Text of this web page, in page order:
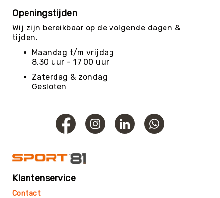
Evenementen
Fitness
Floorball
Frisbee
&
Discgolf
Handbal
Hockey
&
Softbal
Jeu
Openingstijden
Wij zijn bereikbaar op de volgende dagen &
tijden.
Maandag t/m vrijdag
8.30 uur - 17.00 uur
Zaterdag & zondag
Gesloten
Klantenservice
Contact